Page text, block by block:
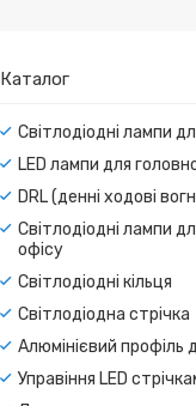
Каталог
Світлодіодні лампи
LED лампи для
DRL (денні ходові
Світлодіодні лампи
офісу
Світлодіодні кільця
Світлодіодна стрічка
Алюмінієвий профіль
Управіння LED